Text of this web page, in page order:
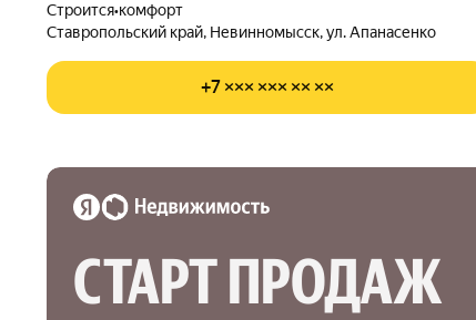
Строится•комфорт
Ставропольский край, Невинномысск, ул. Апанасенко
+7 ××× ××× ×× ××
СТАРТ ПРОДАЖ